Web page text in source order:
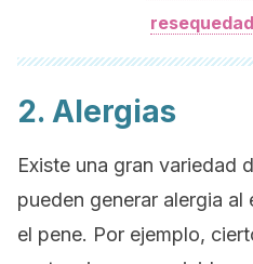
2. Alergias
Existe una gran variedad
pueden generar alergia
el pene. Por ejemplo,